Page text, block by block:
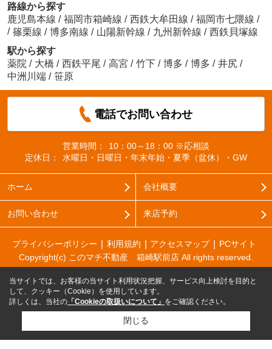
路線から探す
鹿児島本線 / 福岡市箱崎線 / 西鉄大牟田線 / 福岡市七隈線 /
/ 篠栗線 / 博多南線 / 山陽新幹線 / 九州新幹線 / 西鉄貝塚線
駅から探す
薬院 / 大橋 / 西鉄平尾 / 高宮 / 竹下 / 博多 / 博多 / 井尻 /
中洲川端 / 笹原
電話でお問い合わせ
営業時間：
10：00～18：00 ※応相談
定休日：
水曜日・日曜日・年末年始・夏季（盆休）・GW
ホーム 会社概要
お問い合わせ 来店予約
プライバシーポリシー 利用規約 アクセスマップ
PCサイト
Copyright(c) このマチ不動産 箱崎駅前店 All rights reserved.
当サイトでは、お客様の当サイト利用状況把握、サービス向上検討を目的と
して、クッキー（Cookie）を使用しています。
詳しくは、当社の 「Cookieの取扱いについて」 をご確認ください。
閉じる